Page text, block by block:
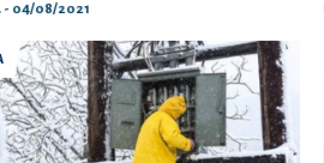
- 04/08/2021